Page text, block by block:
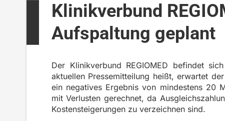
Klinikverbund
Aufspaltung geplant
Der Klinikverbund REGIOMED befindet
aktuellen Pressemitteilung heißt, erwartet
ein negatives Ergebnis von mindestens 20
mit Verlusten gerechnet, da
Kostensteigerungen zu verzeichnen sind.